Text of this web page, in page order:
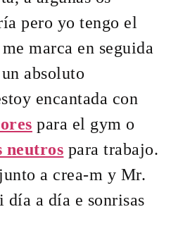
pero yo tengo el
marca en seguida
absoluto
encantada con
para el gym o
neutros para trabajo.
a crea-m y Mr.
a día e sonrisas